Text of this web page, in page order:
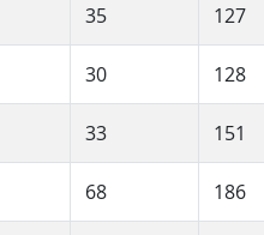
35 127
30 128
33 151
68 186